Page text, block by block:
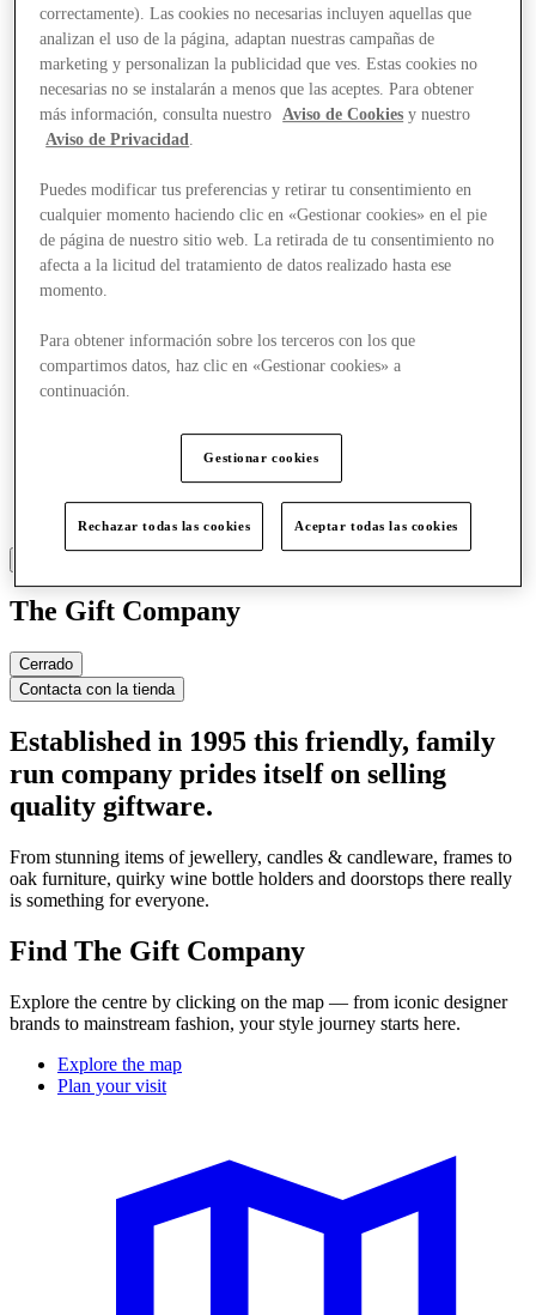
Tiendas
Ofertas
Planifica tu visita
¿Qué pasa?
Comer y beber
Tarjetas regalo
Servicios
The Gift Company
Cerrado
Contacta con la tienda
Established in 1995 this friendly, family
run company prides itself on selling
quality giftware.
From stunning items of jewellery, candles & candleware, frames to
oak furniture, quirky wine bottle holders and doorstops there really
is something for everyone.
Find The Gift Company
Explore the centre by clicking on the map — from iconic designer
brands to mainstream fashion, your style journey starts here.
Explore the map
Plan your visit
correctamente). Las cookies no necesarias incluyen aquellas que
analizan el uso de la página, adaptan nuestras campañas de
marketing y personalizan la publicidad que ves. Estas cookies no
necesarias no se instalarán a menos que las aceptes. Para obtener
más información, consulta nuestro
Aviso de Cookies y nuestro
Aviso de Privacidad.
Puedes modificar tus preferencias y retirar tu consentimiento en
cualquier momento haciendo clic en «Gestionar cookies» en el pie
de página de nuestro sitio web. La retirada de tu consentimiento no
afecta a la licitud del tratamiento de datos realizado hasta ese
momento.
Para obtener información sobre los terceros con los que
compartimos datos, haz clic en «Gestionar cookies» a
continuación.
Gestionar cookies
Rechazar todas las cookies Aceptar todas las cookies